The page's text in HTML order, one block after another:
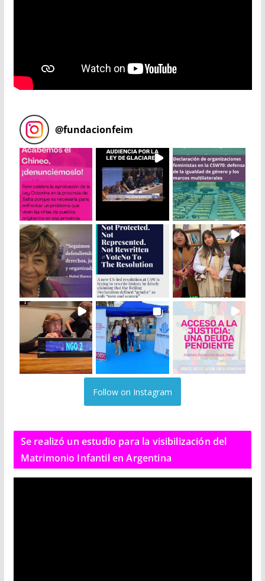
@fundacionfeim
Follow on Instagram
Se realizó un estudio para la visibilización del
Matrimonio Infantil en Argentina